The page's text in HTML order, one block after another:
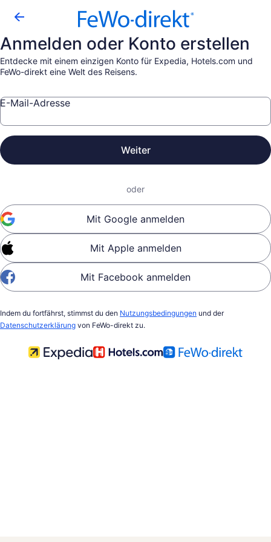
Anmelden oder Konto erstellen
Entdecke mit einem einzigen Konto für Expedia, Hotels.com und
FeWo-direkt eine Welt des Reisens.
E-Mail-Adresse
Weiter
oder
Mit Google anmelden
Mit Apple anmelden
Mit Facebook anmelden
Indem du fortfährst, stimmst du den Nutzungsbedingungen und der
Datenschutzerklärung von FeWo-direkt zu.